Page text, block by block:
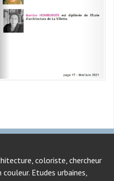
coloriste, chercheur
couleur. Etudes urbaines,